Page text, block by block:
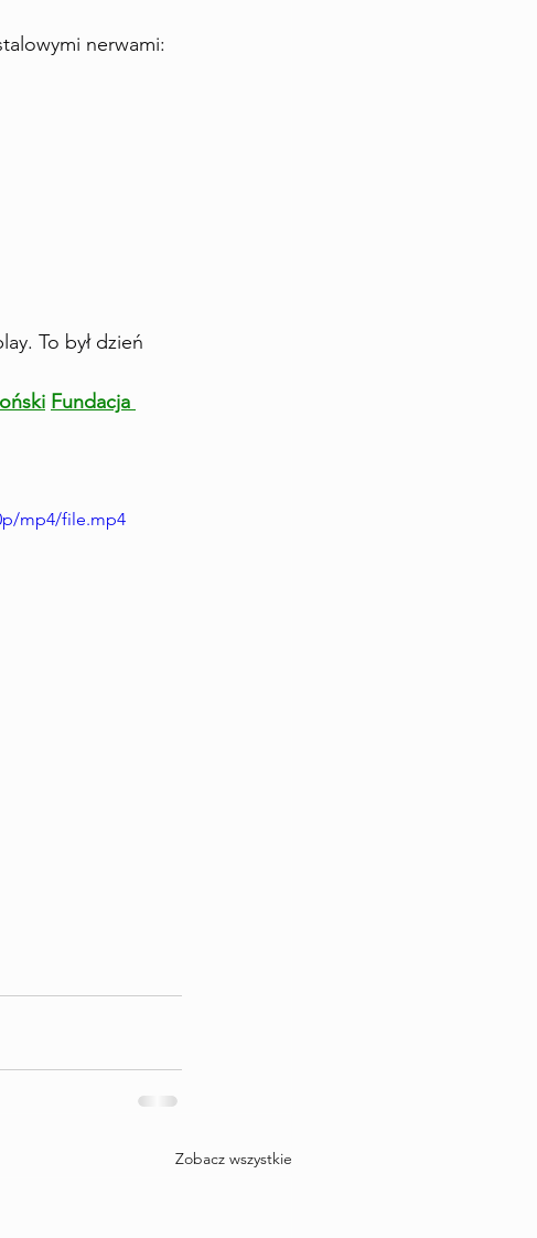
nerwami:
To był dzień
Fundacja
mp4/file.mp4
Zobacz wszystkie